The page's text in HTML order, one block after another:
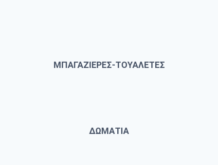
ΜΠΑΓΑΖΙΕΡΕΣ-ΤΟΥΑΛΕΤΕΣ
ΔΩΜΑΤΙΑ